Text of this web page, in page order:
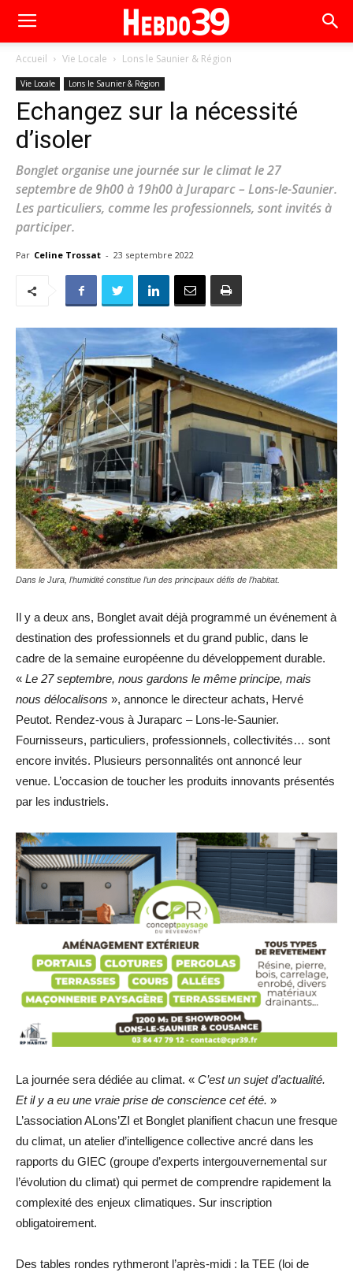
Accueil Vie Locale Lons le Saunier & Région
Vie Locale Lons le Saunier & Région
Echangez sur la nécessité
d’isoler
Bonglet organise une journée sur le climat le 27
septembre de 9h00 à 19h00 à Juraparc – Lons-le-Saunier.
Les particuliers, comme les professionnels, sont invités à
participer.
Par Celine Trossat - 23 septembre 2022
Dans le Jura, l’humidité constitue l’un des principaux défis de l’habitat.
Il y a deux ans, Bonglet avait déjà programmé un événement à
destination des professionnels et du grand public, dans le
cadre de la semaine européenne du développement durable.
« Le 27 septembre, nous gardons le même principe, mais
nous délocalisons », annonce le directeur achats, Hervé
Peutot. Rendez-vous à Juraparc – Lons-le-Saunier.
Fournisseurs, particuliers, professionnels, collectivités… sont
encore invités. Plusieurs personnalités ont annoncé leur
venue. L’occasion de toucher les produits innovants présentés
par les industriels.
La journée sera dédiée au climat. « C’est un sujet d’actualité.
Et il y a eu une vraie prise de conscience cet été. »
L’association ALons’ZI et Bonglet planifient chacun une fresque
du climat, un atelier d’intelligence collective ancré dans les
rapports du GIEC (groupe d’experts intergouvernemental sur
l’évolution du climat) qui permet de comprendre rapidement la
complexité des enjeux climatiques. Sur inscription
obligatoirement.
Des tables rondes rythmeront l’après-midi : la TEE (loi de